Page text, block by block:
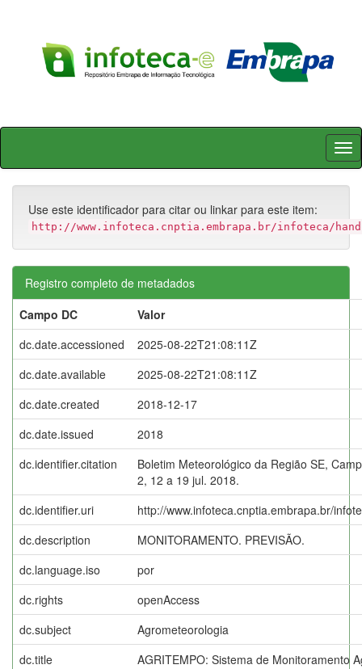
Skip
Use este identificador para citar ou linkar para este item:
http://www.infoteca.cnptia.embrapa.br/infoteca/
Registro completo de metadados
Campo DC
Valor
dc.date.accessioned
2025-08-22T21:08:11Z
dc.date.available
2025-08-22T21:08:11Z
dc.date.created
2018-12-17
dc.date.issued
2018
dc.identifier.citation
Boletim Meteorológico da Região SE,
2, 12 a 19 jul. 2018.
dc.identifier.uri
http://www.infoteca.cnptia.embrapa.br/
dc.description
MONITORAMENTO. PREVISÃO.
dc.language.iso
por
dc.rights
openAccess
dc.subject
Agrometeorologia
dc.title
AGRITEMPO: Sistema de Monitoramento